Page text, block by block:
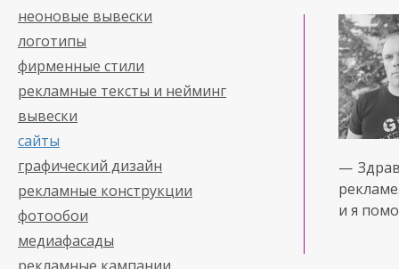
неоновые вывески
логотипы
фирменные стили
рекламные тексты и нейминг
вывески
сайты
графический дизайн
рекламные конструкции
фотообои
медиафасады
—
и я